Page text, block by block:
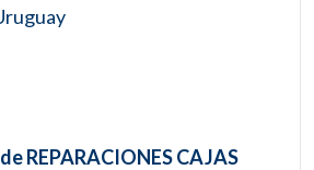
REPARACIONES CAJAS